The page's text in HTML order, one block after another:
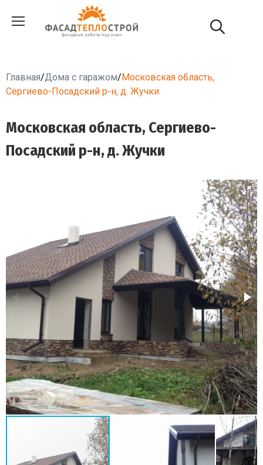
Главная/Дома с гаражом/Московская область,
Сергиево-Посадский р-н, д. Жучки
Московская область, Сергиево-
Посадский р-н, д. Жучки